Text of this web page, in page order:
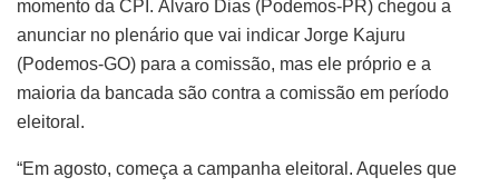
momento da CPI. Álvaro Dias (Podemos-PR) chegou a
anunciar no plenário que vai indicar Jorge Kajuru
(Podemos-GO) para a comissão, mas ele próprio e a
maioria da bancada são contra a comissão em período
eleitoral.
“Em agosto, começa a campanha eleitoral. Aqueles que